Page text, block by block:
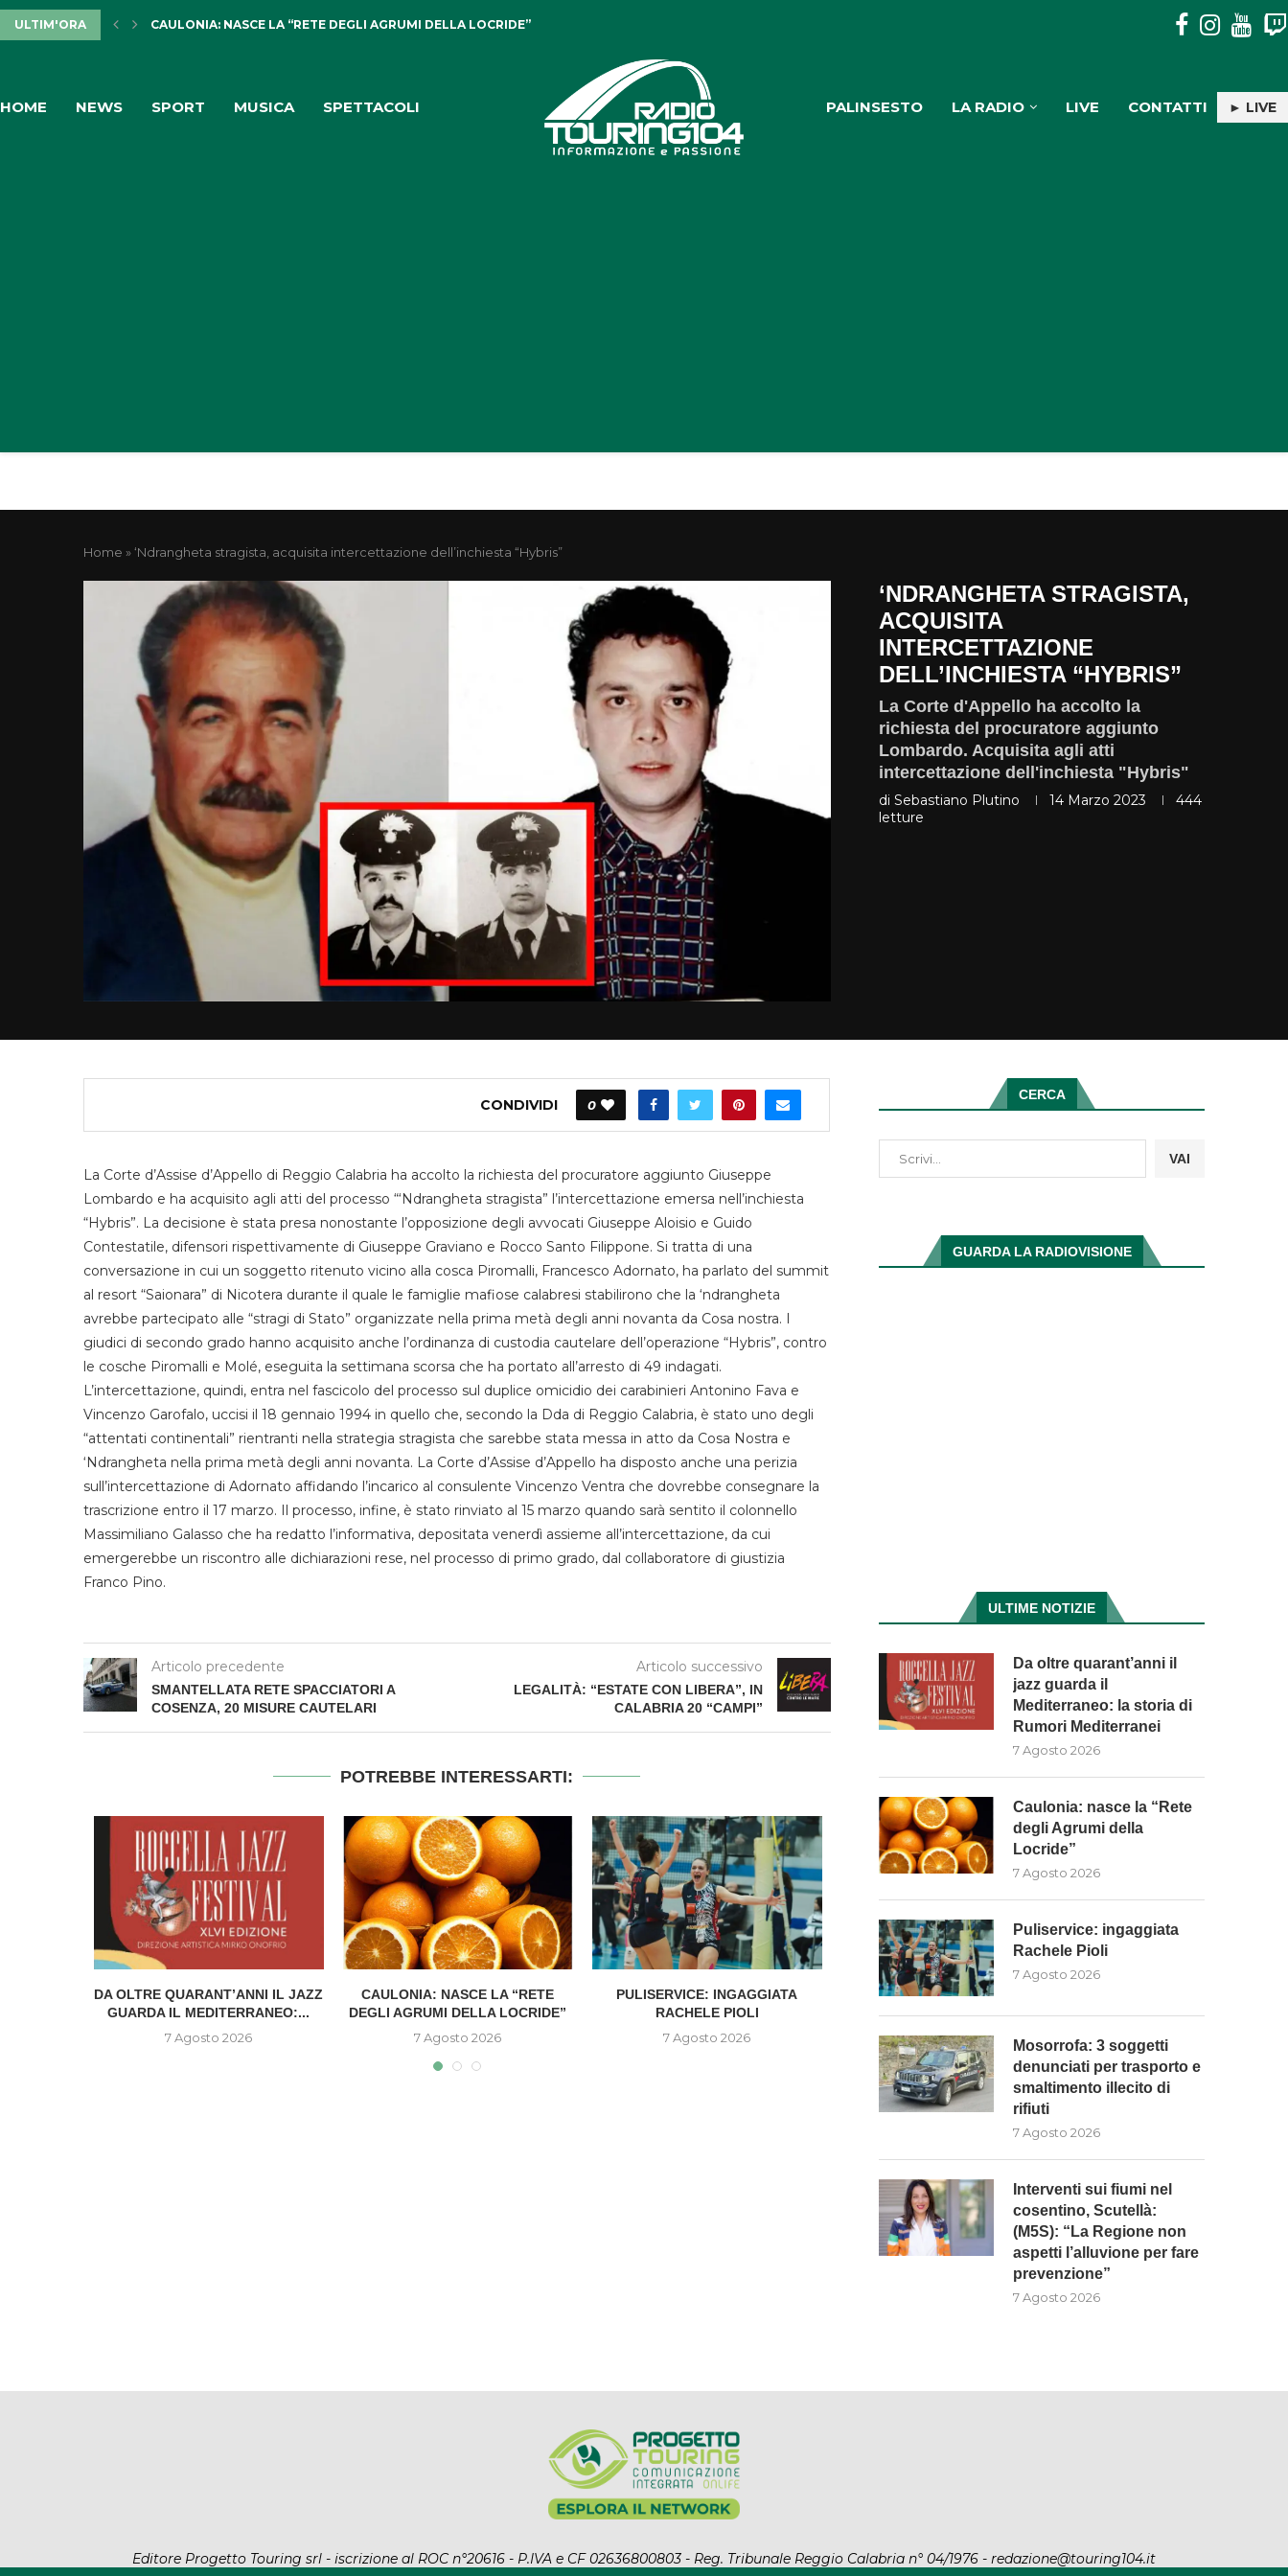
ULTIM'ORA CAULONIA: NASCE LA “RETE DEGLI AGRUMI DELLA LOCRIDE” PULISERVICE: INGAGGIATA RACHELE PIOLI
HOME NEWS SPORT MUSICA SPETTACOLI PALINSESTO LA RADIO LIVE CONTATTI ► LIVE
Home »‘Ndrangheta stragista, acquisita intercettazione dell’inchiesta “Hybris”
‘NDRANGHETA STRAGISTA,
ACQUISITA
INTERCETTAZIONE
DELL’INCHIESTA “HYBRIS”
La Corte d'Appello ha accolto la
richiesta del procuratore aggiunto
Lombardo. Acquisita agli atti
intercettazione dell'inchiesta "Hybris"
di Sebastiano Plutino 14 Marzo 2023
444
letture
CONDIVIDI 0
La Corte d’Assise d’Appello di Reggio Calabria ha accolto la richiesta del procuratore aggiunto Giuseppe
Lombardo e ha acquisito agli atti del processo “‘Ndrangheta stragista” l’intercettazione emersa nell’inchiesta
“Hybris”. La decisione è stata presa nonostante l’opposizione degli avvocati Giuseppe Aloisio e Guido
Contestatile, difensori rispettivamente di Giuseppe Graviano e Rocco Santo Filippone. Si tratta di una
conversazione in cui un soggetto ritenuto vicino alla cosca Piromalli, Francesco Adornato, ha parlato del summit
al resort “Saionara” di Nicotera durante il quale le famiglie mafiose calabresi stabilirono che la ‘ndrangheta
avrebbe partecipato alle “stragi di Stato” organizzate nella prima metà degli anni novanta da Cosa nostra. I
giudici di secondo grado hanno acquisito anche l’ordinanza di custodia cautelare dell’operazione “Hybris”, contro
le cosche Piromalli e Molé, eseguita la settimana scorsa che ha portato all’arresto di 49 indagati.
L’intercettazione, quindi, entra nel fascicolo del processo sul duplice omicidio dei carabinieri Antonino Fava e
Vincenzo Garofalo, uccisi il 18 gennaio 1994 in quello che, secondo la Dda di Reggio Calabria, è stato uno degli
“attentati continentali” rientranti nella strategia stragista che sarebbe stata messa in atto da Cosa Nostra e
‘Ndrangheta nella prima metà degli anni novanta. La Corte d’Assise d’Appello ha disposto anche una perizia
sull’intercettazione di Adornato affidando l’incarico al consulente Vincenzo Ventra che dovrebbe consegnare la
trascrizione entro il 17 marzo. Il processo, infine, è stato rinviato al 15 marzo quando sarà sentito il colonnello
Massimiliano Galasso che ha redatto l’informativa, depositata venerdì assieme all’intercettazione, da cui
emergerebbe un riscontro alle dichiarazioni rese, nel processo di primo grado, dal collaboratore di giustizia
Franco Pino.
Articolo precedente
SMANTELLATA RETE SPACCIATORI A
COSENZA, 20 MISURE CAUTELARI
Articolo successivo
LEGALITÀ: “ESTATE CON LIBERA”, IN
CALABRIA 20 “CAMPI”
POTREBBE INTERESSARTI:
DA OLTRE QUARANT’ANNI IL JAZZ
GUARDA IL MEDITERRANEO:...
7 Agosto 2026
CAULONIA: NASCE LA “RETE
DEGLI AGRUMI DELLA LOCRIDE”
7 Agosto 2026
PULISERVICE: INGAGGIATA
RACHELE PIOLI
7 Agosto 2026
MOSORROFA: 3 SOGGETTI
DENUNCIATI PER TRASPORTO E
7 Agosto 2026
COSENTINO, SCUTELLÀ:
7 Agosto 2026
CERCA
VAI
GUARDA LA RADIOVISIONE
ULTIME NOTIZIE
Da oltre quarant’anni il
jazz guarda il
Mediterraneo: la storia di
Rumori Mediterranei
7 Agosto 2026
Caulonia: nasce la “Rete
degli Agrumi della
Locride”
7 Agosto 2026
Puliservice: ingaggiata
Rachele Pioli
7 Agosto 2026
Mosorrofa: 3 soggetti
denunciati per trasporto e
smaltimento illecito di
rifiuti
7 Agosto 2026
Interventi sui fiumi nel
cosentino, Scutellà:
(M5S): “La Regione non
aspetti l’alluvione per fare
prevenzione”
7 Agosto 2026
Editore Progetto Touring srl - iscrizione al ROC n°20616 - P.IVA e CF 02636800803 - Reg. Tribunale Reggio Calabria n° 04/1976 - redazione@touring104.it